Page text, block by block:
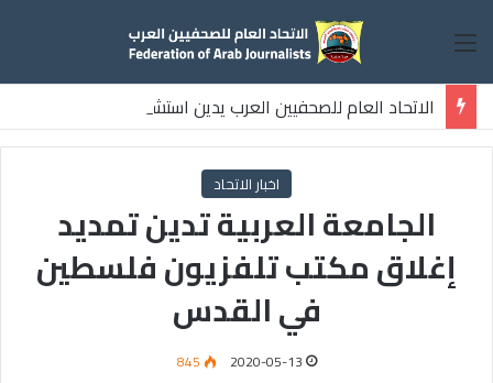
القائمة
الاتحاد العام للصحفيين العرب يدين استشهاد
ثلاثة صحفيين فلسطينيين باستهداف إسرائيلي وسط قطاع غزة
اخبار الاتحاد
الجامعة العربية تدين تمديد
إغلاق مكتب تلفزيون فلسطين
في القدس
2020-05-13
845